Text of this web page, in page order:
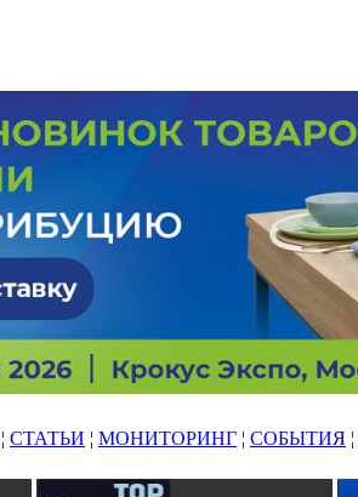
¦ СТАТЬИ ¦ МОНИТОРИНГ ¦ СОБЫТИЯ ¦